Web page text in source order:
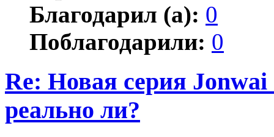
Благодарил (а): 0
Поблагодарили: 0
Re: Новая серия
реально ли?